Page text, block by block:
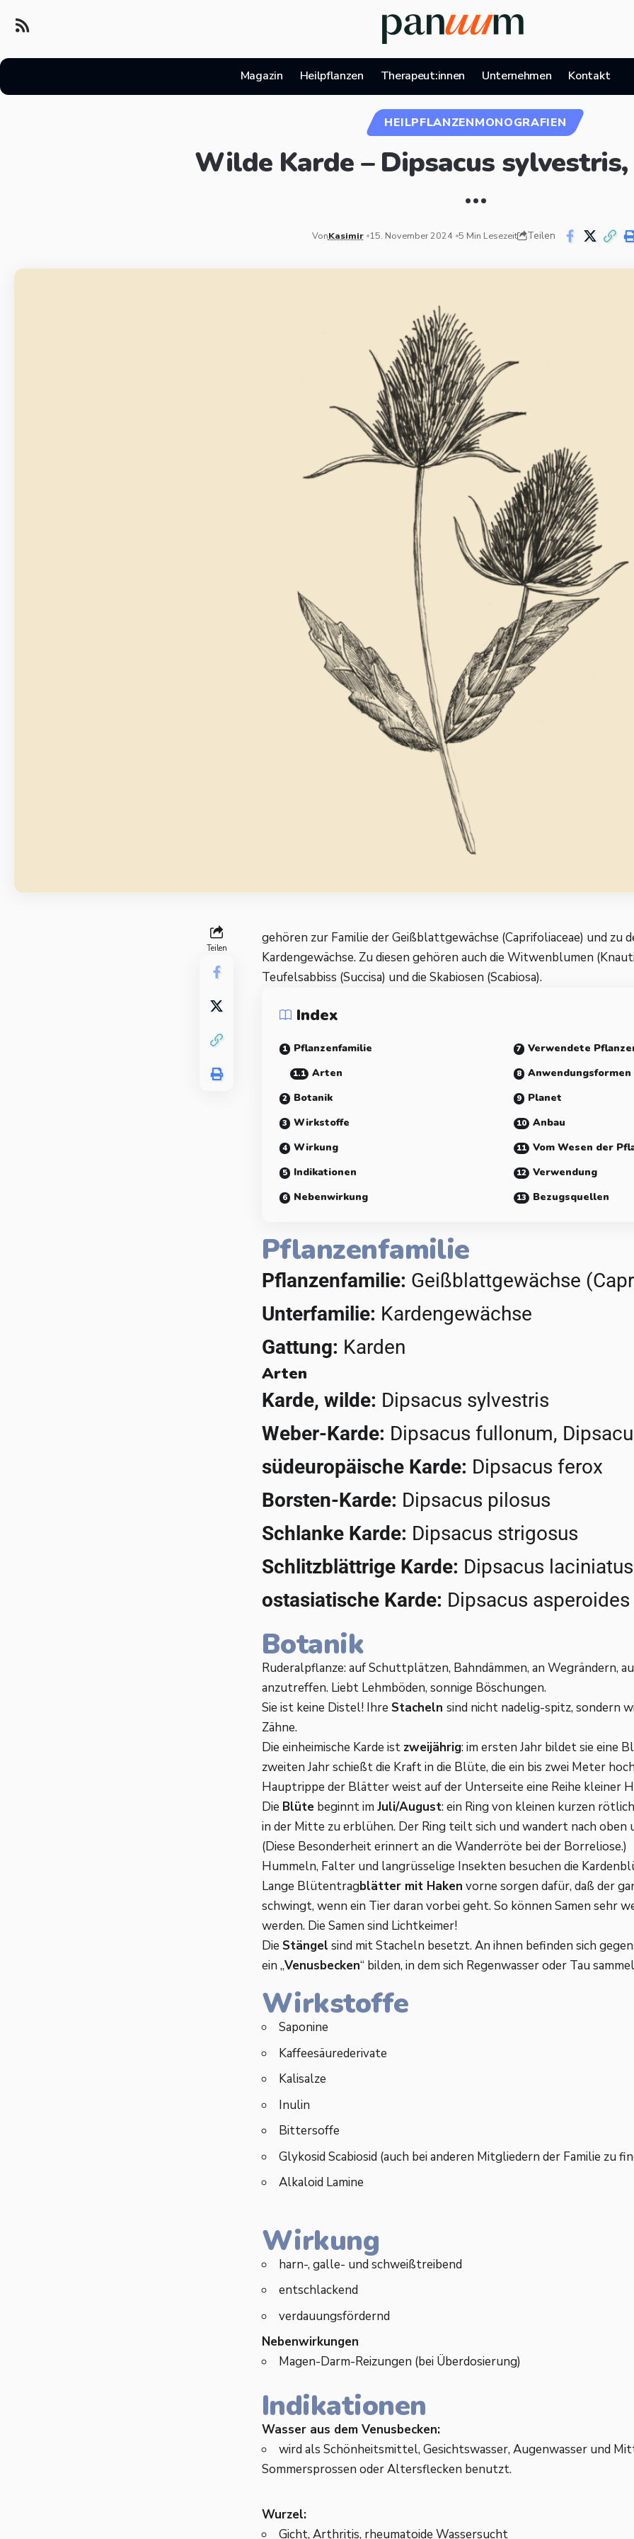
Magazin Heilpflanzen Therapeut:innen Unternehmen Kontakt
HEILPFLANZENMONOGRAFIEN
Wilde Karde – Dipsacus
…​
VonKasimir 15. November 2024 5 Min Lesezeit Teilen
Teilen
gehören zur Familie der Geißblattgewächse (Caprifoliaceae) und zu
Kardengewächse. Zu diesen gehören auch die Witwenblumen
Teufelsabbiss (Succisa) und die Skabiosen (Scabiosa).
Index
Pflanzenfamilie
Arten
Botanik
Wirkstoffe
Wirkung
Indikationen
Nebenwirkung
Verwendete
Anwendungsformen
Planet
Anbau
Vom Wesen der
Verwendung
Bezugsquellen
Pflanzenfamilie
Pflanzenfamilie: Geißblattgewächse
Unterfamilie: Kardengewächse
Gattung: Karden
Arten
Karde, wilde: Dipsacus sylvestris
Weber-Karde: Dipsacus fullonum,
südeuropäische Karde: Dipsacus ferox
Borsten-Karde: Dipsacus pilosus
Schlanke Karde: Dipsacus strigosus
Schlitzblättrige Karde: Dipsacus laciniatus
ostasiatische Karde: Dipsacus asperoides
Botanik
Ruderalpflanze: auf Schuttplätzen, Bahndämmen, an Wegrändern,
anzutreffen. Liebt Lehmböden, sonnige Böschungen.
Sie ist keine Distel! Ihre Stacheln sind nicht nadelig-spitz, sondern
Zähne.
Die einheimische Karde ist zweijährig: im ersten Jahr bildet sie eine
zweiten Jahr schießt die Kraft in die Blüte, die ein bis zwei Meter
Hauptrippe der Blätter weist auf der Unterseite eine Reihe kleiner
Die Blüte beginnt im Juli/August: ein Ring von kleinen kurzen
in der Mitte zu erblühen. Der Ring teilt sich und wandert nach oben
(Diese Besonderheit erinnert an die Wanderröte bei der Borreliose.)
Hummeln, Falter und langrüsselige Insekten besuchen die
Lange Blütentragblätter mit Haken vorne sorgen dafür, daß der
schwingt, wenn ein Tier daran vorbei geht. So können Samen sehr
werden. Die Samen sind Lichtkeimer!
Die Stängel sind mit Stacheln besetzt. An ihnen befinden sich
ein „Venusbecken“ bilden, in dem sich Regenwasser oder Tau
Wirkstoffe
Saponine
Kaffeesäurederivate
Kalisalze
Inulin
Bittersoffe
Glykosid Scabiosid (auch bei anderen Mitgliedern der Familie zu
Alkaloid Lamine
Wirkung
harn-, galle- und schweißtreibend
entschlackend
verdauungsfördernd
Nebenwirkungen
Magen-Darm-Reizungen (bei Überdosierung)
Indikationen
Wasser aus dem Venusbecken:
wird als Schönheitsmittel, Gesichtswasser, Augenwasser und
Sommersprossen oder Altersflecken benutzt.
Wurzel:
Gicht, Arthritis, rheumatoide Wassersucht